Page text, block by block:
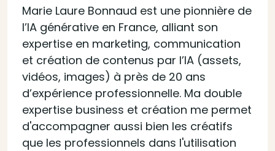
Marie Laure Bonnaud est une pionnière de
l’IA générative en France, alliant son
expertise en marketing, communication
et création de contenus par l’IA (assets,
vidéos, images) à près de 20 ans
d’expérience professionnelle. Ma double
expertise business et création me permet
d'accompagner aussi bien les créatifs
que les professionnels dans l'utilisation